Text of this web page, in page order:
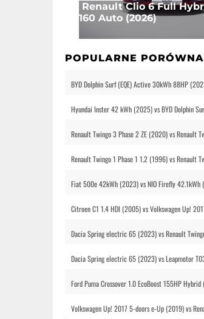
Renault Clio 6 Full
160 Auto (2026)
POPULARNE
BYD Dolphin Surf (EQE) Active 30kWh 88HP
Hyundai Inster 42 kWh (2025) vs BYD Dolphin
Renault Twingo 3 Phase 2 ZE (2020) vs Renault
Renault Twingo 1 Phase 1 1.2 (1996) vs Renault
Fiat 500e 42kWh (2023) vs NIO Firefly
Citroen C1 1.4 HDI (2005) vs Volkswagen Up!
Dacia Spring electric 65 (2023) vs Renault
Dacia Spring electric 65 (2023) vs Leapmotor
Ford Puma Crossover 1.0 EcoBoost 155HP
Volkswagen Up! 2017 5-doors e-Up (2019) vs